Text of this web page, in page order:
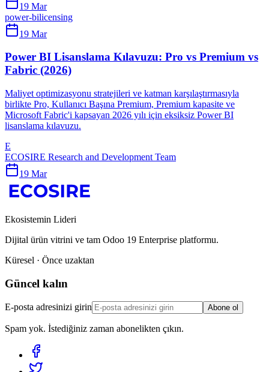
19 Mar
power-bilicensing
19 Mar
Power BI Lisanslama Kılavuzu: Pro vs Premium vs
Fabric (2026)
Maliyet optimizasyonu stratejileri ve katman karşılaştırmasıyla
birlikte Pro, Kullanıcı Başına Premium, Premium kapasite ve
Microsoft Fabric'i kapsayan 2026 yılı için eksiksiz Power BI
lisanslama kılavuzu.
E
ECOSIRE Research and Development Team
19 Mar
Ekosistemin Lideri
Dijital ürün vitrini ve tam Odoo 19 Enterprise platformu.
Küresel · Önce uzaktan
Güncel kalın
E-posta adresinizi girin Abone ol
Spam yok. İstediğiniz zaman abonelikten çıkın.